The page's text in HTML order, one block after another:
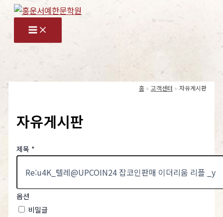
홈 고객센터 자유게시판
자유게시판
제목 *
옵션
비밀글